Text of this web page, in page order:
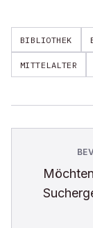
BIBLIOTHEK
MITTELALTER